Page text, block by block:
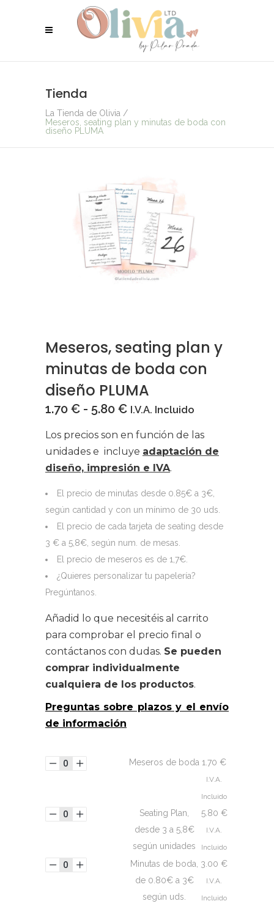
Tienda
La Tienda de Olivia /
Meseros, seating plan y minutas de boda con
diseño PLUMA
Meseros, seating plan y
minutas de boda con
diseño PLUMA
1.70 € - 5.80 €Rango
precios:
desde
1.70 €
hasta
5.80 €
I.V.A. Incluido
Los precios son en función de las
unidades e incluye adaptación de
diseño, impresión e IVA.
El precio de minutas desde 0.85€ a 3€,
según cantidad y con un mínimo de 30 uds.
El precio de cada tarjeta de seating desde
3 € a 5,8€, según num. de mesas.
El precio de meseros es de 1,7€.
¿Quieres personalizar tu papelería?
Pregúntanos.
Añadid lo que necesitéis al carrito
para comprobar el precio final o
contáctanos con dudas. Se pueden
comprar individualmente
cualquiera de los productos.
Preguntas sobre plazos y el envío
de información
Meseros de boda 1.70 €
I.V.A.
Incluido
Seating Plan,
desde 3 a 5,8€
según unidades
5.80 €
I.V.A.
Incluido
Minutas de boda,
de 0.80€ a 3€
según uds.
3.00 €
I.V.A.
Incluido